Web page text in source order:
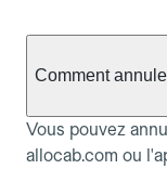
Comment
Vous pouvez
allocab.com ou